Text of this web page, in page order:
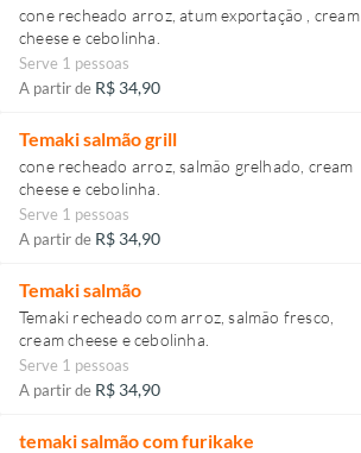
cone recheado arroz, atum exportação , cream
cheese e cebolinha.
Serve 1 pessoas
A partir de R$ 34,90
Temaki salmão grill
cone recheado arroz, salmão grelhado, cream
cheese e cebolinha.
Serve 1 pessoas
A partir de R$ 34,90
Temaki salmão
Temaki recheado com arroz, salmão fresco,
cream cheese e cebolinha.
Serve 1 pessoas
A partir de R$ 34,90
temaki salmão com furikake